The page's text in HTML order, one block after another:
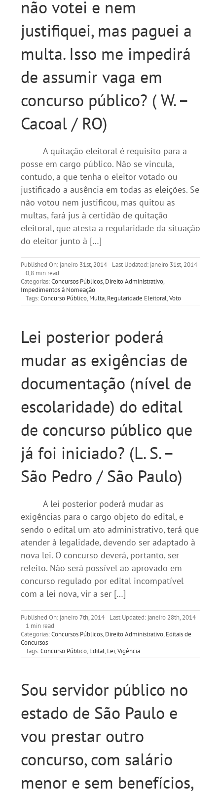
não votei e nem
justifiquei, mas paguei a
multa. Isso me impedirá
de assumir vaga em
concurso público? ( W. –
Cacoal / RO)
A quitação eleitoral é requisito para a
posse em cargo público. Não se vincula,
contudo, a que tenha o eleitor votado ou
justificado a ausência em todas as eleições. Se
não votou nem justificou, mas quitou as
multas, fará jus à certidão de quitação
eleitoral, que atesta a regularidade da situação
do eleitor junto à […]
Published On: janeiro 31st, 2014
Last Updated: janeiro 31st, 2014
0,8 min read
Categorias:Concursos Públicos, Direito Administrativo,
Impedimentos à Nomeação
Tags:Concurso Público, Multa, Regularidade Eleitoral,Voto
Lei posterior poderá
mudar as exigências de
documentação (nível de
escolaridade) do edital
de concurso público que
já foi iniciado? (L. S. –
São Pedro / São Paulo)
A lei posterior poderá mudar as
exigências para o cargo objeto do edital, e
sendo o edital um ato administrativo, terá que
atender à legalidade, devendo ser adaptado à
nova lei. O concurso deverá, portanto, ser
refeito. Não será possível ao aprovado em
concurso regulado por edital incompatível
com a lei nova, vir a ser […]
Published On: janeiro 7th, 2014
Last Updated: janeiro 28th, 2014
1 min read
Categorias:Concursos Públicos, Direito Administrativo, Editais de
Concursos
Tags:Concurso Público, Edital, Lei,Vigência
Sou servidor público no
estado de São Paulo e
vou prestar outro
concurso, com salário
menor e sem benefícios,